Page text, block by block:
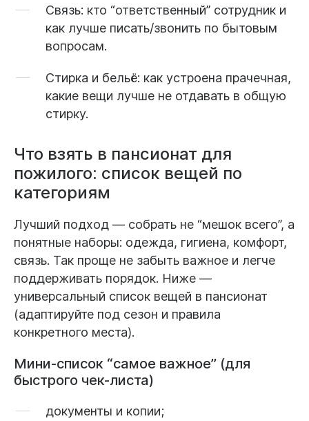
Связь: кто “ответственный” сотрудник и
как лучше писать/звонить по бытовым
вопросам.
Стирка и бельё: как устроена прачечная,
какие вещи лучше не отдавать в общую
стирку.
Что взять в пансионат для
пожилого: список вещей по
категориям
Лучший подход — собрать не “мешок всего”, а
понятные наборы: одежда, гигиена, комфорт,
связь. Так проще не забыть важное и легче
поддерживать порядок. Ниже —
универсальный список вещей в пансионат
(адаптируйте под сезон и правила
конкретного места).
Мини-список “самое важное” (для
быстрого чек-листа)
документы и копии;